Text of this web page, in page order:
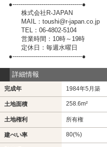
●------------------------------------●
株式会社R-JAPAN
MAIL：toushi@r-japan.co.jp
TEL：06-4802-5104
営業時間：10時～19時
定休日：毎週水曜日
●------------------------------------●
詳細情報
完成年 1984年5月築
土地面積 258.6m²
土地権利 所有権
建ぺい率 80(%)